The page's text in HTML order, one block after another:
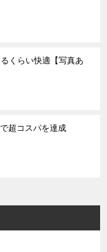
くらい快適【写真あ
超コスパを達成